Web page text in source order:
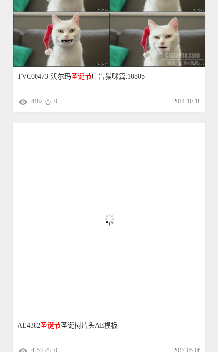
TVC00473-沃尔玛圣诞节广告猫咪篇.1080p
4182 0 2014-10-18
4253 0